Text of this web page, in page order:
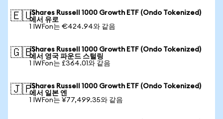
🇪🇺iShares Russell 1000 Growth ETF (Ondo Tokenized)
에서 유로
1 IWFon는 €424.94와 같음
🇬🇧iShares Russell 1000 Growth ETF (Ondo Tokenized)
에서 영국 파운드 스털링
1 IWFon는 £364.01와 같음
🇯🇵iShares Russell 1000 Growth ETF (Ondo Tokenized)
에서 일본 엔
1 IWFon는 ¥77,499.35와 같음